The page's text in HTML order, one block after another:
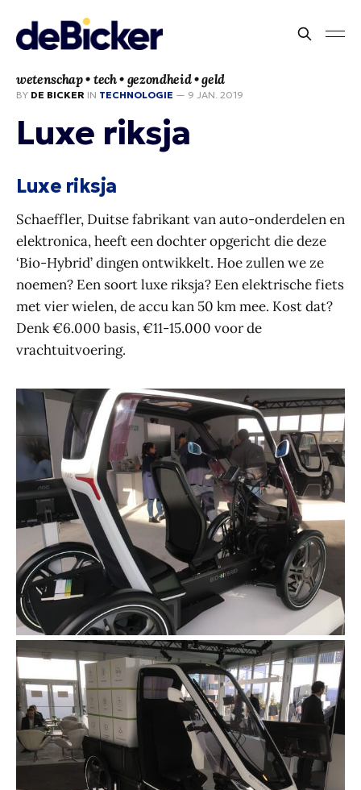
wetenschap • tech • gezondheid • geld
BY DE BICKER IN TECHNOLOGIE — 9 JAN. 2019
Luxe riksja
Luxe riksja
Schaeffler, Duitse fabrikant van auto-onderdelen en
elektronica, heeft een dochter opgericht die deze
‘Bio-Hybrid’ dingen ontwikkelt. Hoe zullen we ze
noemen? Een soort luxe riksja? Een elektrische fiets
met vier wielen, de accu kan 50 km mee. Kost dat?
Denk €6.000 basis, €11-15.000 voor de
vrachtuitvoering.